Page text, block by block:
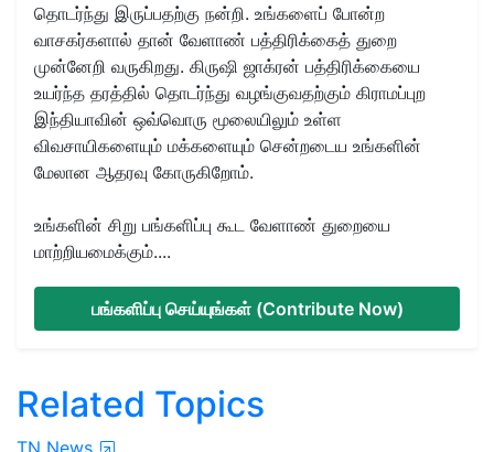
தொடர்ந்து இருப்பதற்கு நன்றி. உங்களைப் போன்ற
வாசகர்களால் தான் வேளாண் பத்திரிக்கைத் துறை
முன்னேறி வருகிறது. கிருஷி ஜாக்ரன் பத்திரிக்கையை
உயர்ந்த தரத்தில் தொடர்ந்து வழங்குவதற்கும் கிராமப்புற
இந்தியாவின் ஒவ்வொரு மூலையிலும் உள்ள
விவசாயிகளையும் மக்களையும் சென்றடைய உங்களின்
மேலான ஆதரவு கோருகிறோம்.
உங்களின் சிறு பங்களிப்பு கூட வேளாண் துறையை
மாற்றியமைக்கும்....
பங்களிப்பு செய்யுங்கள் (Contribute Now)
Related Topics
TN News